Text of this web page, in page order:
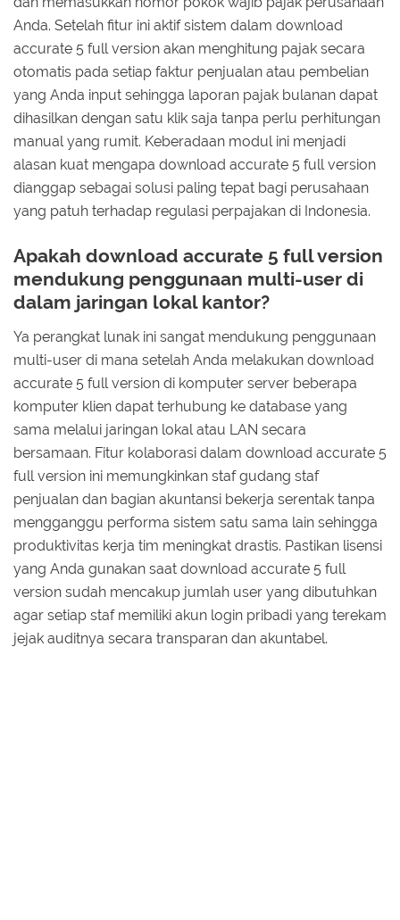
Anda. Setelah fitur ini aktif sistem dalam download
accurate 5 full version akan menghitung pajak secara
otomatis pada setiap faktur penjualan atau pembelian
yang Anda input sehingga laporan pajak bulanan dapat
dihasilkan dengan satu klik saja tanpa perlu perhitungan
manual yang rumit. Keberadaan modul ini menjadi
alasan kuat mengapa download accurate 5 full version
dianggap sebagai solusi paling tepat bagi perusahaan
yang patuh terhadap regulasi perpajakan di Indonesia.
Apakah download accurate 5 full version
mendukung penggunaan multi-user di
dalam jaringan lokal kantor?
Ya perangkat lunak ini sangat mendukung penggunaan
multi-user di mana setelah Anda melakukan download
accurate 5 full version di komputer server beberapa
komputer klien dapat terhubung ke database yang
sama melalui jaringan lokal atau LAN secara
bersamaan. Fitur kolaborasi dalam download accurate 5
full version ini memungkinkan staf gudang staf
penjualan dan bagian akuntansi bekerja serentak tanpa
mengganggu performa sistem satu sama lain sehingga
produktivitas kerja tim meningkat drastis. Pastikan lisensi
yang Anda gunakan saat download accurate 5 full
version sudah mencakup jumlah user yang dibutuhkan
agar setiap staf memiliki akun login pribadi yang terekam
jejak auditnya secara transparan dan akuntabel.